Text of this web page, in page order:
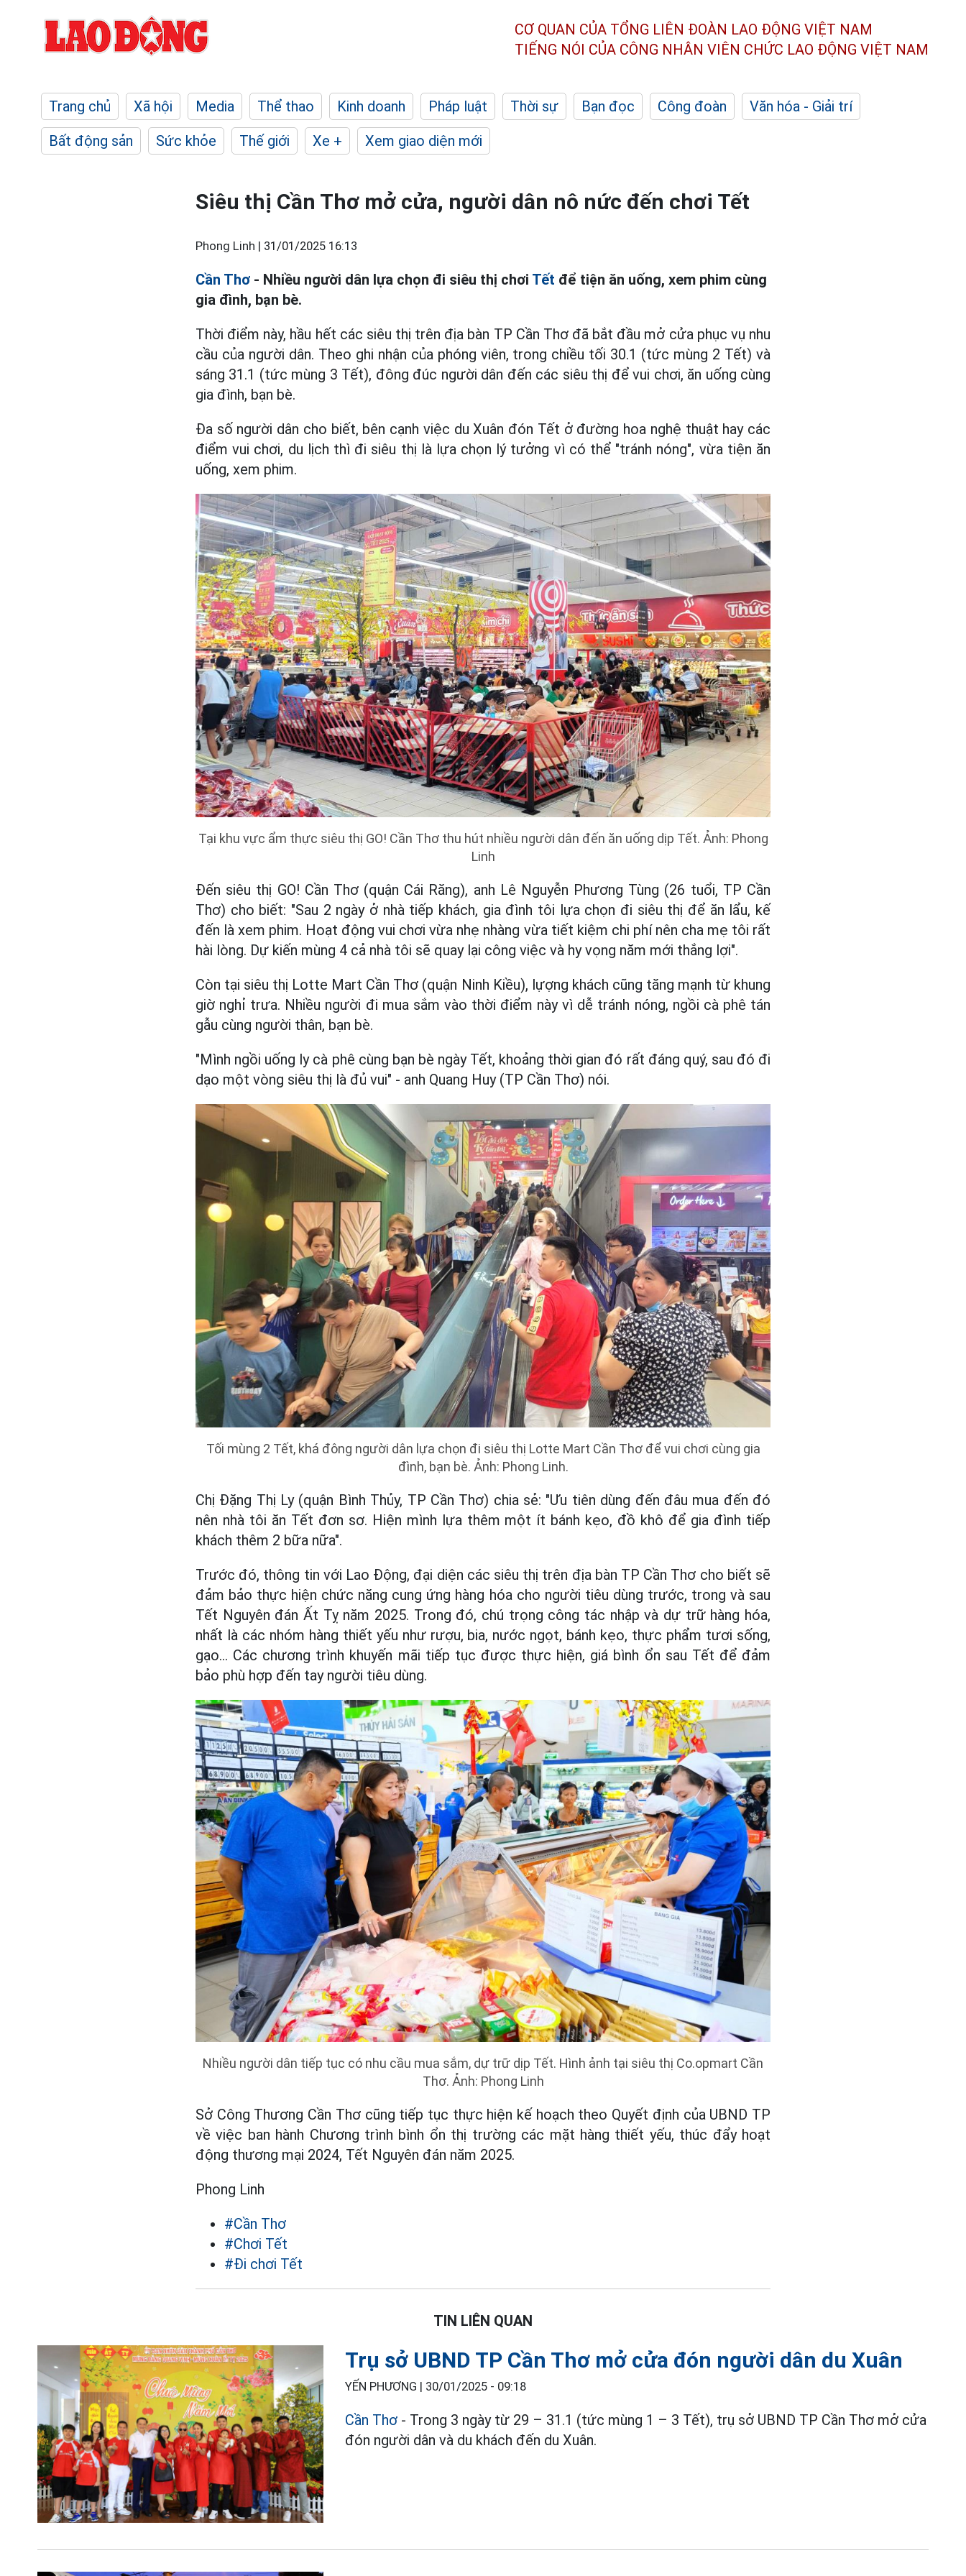
CƠ QUAN CỦA TỔNG LIÊN ĐOÀN LAO ĐỘNG VIỆT NAM
TIẾNG NÓI CỦA CÔNG NHÂN VIÊN CHỨC LAO ĐỘNG VIỆT NAM
Trang chủ Xã hội Media Thể thao Kinh doanh Pháp luật Thời sự Bạn đọc Công đoàn
Văn hóa - Giải trí
Bất động sản
Sức khỏe Thế giới Xe + Xem giao diện mới
Siêu thị Cần Thơ mở cửa, người dân nô nức đến chơi Tết
Phong Linh | 31/01/2025 16:13
Cần Thơ - Nhiều người dân lựa chọn đi siêu thị chơi Tết để tiện ăn uống, xem phim cùng
gia đình, bạn bè.
Thời điểm này, hầu hết các siêu thị trên địa bàn TP Cần Thơ đã bắt đầu mở cửa phục vụ nhu
cầu của người dân. Theo ghi nhận của phóng viên, trong chiều tối 30.1 (tức mùng 2 Tết) và
sáng 31.1 (tức mùng 3 Tết), đông đúc người dân đến các siêu thị để vui chơi, ăn uống cùng
gia đình, bạn bè.
Đa số người dân cho biết, bên cạnh việc du Xuân đón Tết ở đường hoa nghệ thuật hay các
điểm vui chơi, du lịch thì đi siêu thị là lựa chọn lý tưởng vì có thể "tránh nóng", vừa tiện ăn
uống, xem phim.
Tại khu vực ẩm thực siêu thị GO! Cần Thơ thu hút nhiều người dân đến ăn uống dịp Tết. Ảnh: Phong
Linh
Đến siêu thị GO! Cần Thơ (quận Cái Răng), anh Lê Nguyễn Phương Tùng (26 tuổi, TP Cần
Thơ) cho biết: "Sau 2 ngày ở nhà tiếp khách, gia đình tôi lựa chọn đi siêu thị để ăn lẩu, kế
đến là xem phim. Hoạt động vui chơi vừa nhẹ nhàng vừa tiết kiệm chi phí nên cha mẹ tôi rất
hài lòng. Dự kiến mùng 4 cả nhà tôi sẽ quay lại công việc và hy vọng năm mới thắng lợi".
Còn tại siêu thị Lotte Mart Cần Thơ (quận Ninh Kiều), lựợng khách cũng tăng mạnh từ khung
giờ nghỉ trưa. Nhiều người đi mua sắm vào thời điểm này vì dễ tránh nóng, ngồi cà phê tán
gẫu cùng người thân, bạn bè.
"Mình ngồi uống ly cà phê cùng bạn bè ngày Tết, khoảng thời gian đó rất đáng quý, sau đó đi
dạo một vòng siêu thị là đủ vui" - anh Quang Huy (TP Cần Thơ) nói.
Tối mùng 2 Tết, khá đông người dân lựa chọn đi siêu thị Lotte Mart Cần Thơ để vui chơi cùng gia
đình, bạn bè. Ảnh: Phong Linh.
Chị Đặng Thị Ly (quận Bình Thủy, TP Cần Thơ) chia sẻ: "Ưu tiên dùng đến đâu mua đến đó
nên nhà tôi ăn Tết đơn sơ. Hiện mình lựa thêm một ít bánh kẹo, đồ khô để gia đình tiếp
khách thêm 2 bữa nữa".
Trước đó, thông tin với Lao Động, đại diện các siêu thị trên địa bàn TP Cần Thơ cho biết sẽ
đảm bảo thực hiện chức năng cung ứng hàng hóa cho người tiêu dùng trước, trong và sau
Tết Nguyên đán Ất Tỵ năm 2025. Trong đó, chú trọng công tác nhập và dự trữ hàng hóa,
nhất là các nhóm hàng thiết yếu như rượu, bia, nước ngọt, bánh kẹo, thực phẩm tươi sống,
gạo… Các chương trình khuyến mãi tiếp tục được thực hiện, giá bình ổn sau Tết để đảm
bảo phù hợp đến tay người tiêu dùng.
Nhiều người dân tiếp tục có nhu cầu mua sắm, dự trữ dịp Tết. Hình ảnh tại siêu thị Co.opmart Cần
Thơ. Ảnh: Phong Linh
Sở Công Thương Cần Thơ cũng tiếp tục thực hiện kế hoạch theo Quyết định của UBND TP
về việc ban hành Chương trình bình ổn thị trường các mặt hàng thiết yếu, thúc đẩy hoạt
động thương mại 2024, Tết Nguyên đán năm 2025.
Phong Linh
#Cần Thơ
#Chơi Tết
#Đi chơi Tết
TIN LIÊN QUAN
Trụ sở UBND TP Cần Thơ mở cửa đón người dân du Xuân
YẾN PHƯƠNG | 30/01/2025 - 09:18
Cần Thơ - Trong 3 ngày từ 29 – 31.1 (tức mùng 1 – 3 Tết), trụ sở UBND TP Cần Thơ mở cửa
đón người dân và du khách đến du Xuân.